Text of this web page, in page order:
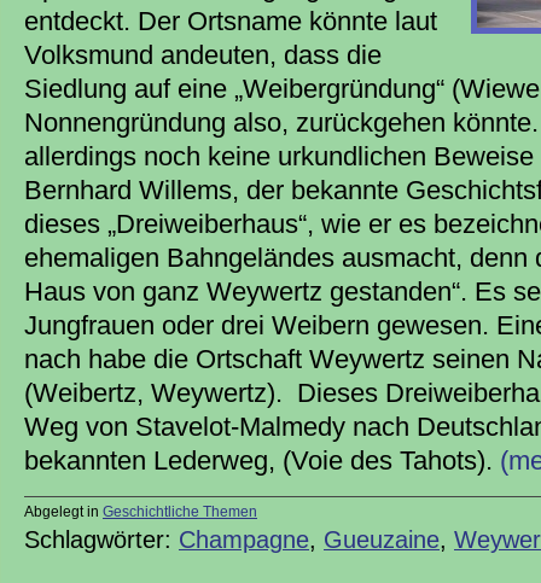
entdeckt. Der Ortsname könnte laut
Volksmund andeuten, dass die
Siedlung auf eine „Weibergründung“
Nonnengründung also, zurückgehen
allerdings noch keine urkundlichen
Bernhard Willems, der bekannte
dieses „Dreiweiberhaus“, wie er es
ehemaligen Bahngeländes ausmacht, denn
Haus von ganz Weywertz gestanden“. Es
Jungfrauen oder drei Weibern gewesen.
nach habe die Ortschaft Weywertz seinen
(Weibertz, Weywertz). Dieses
Weg von Stavelot-Malmedy nach
bekannten Lederweg, (Voie des Tahots).
Abgelegt in Geschichtliche Themen
Schlagwörter: Champagne, Gueuzaine,